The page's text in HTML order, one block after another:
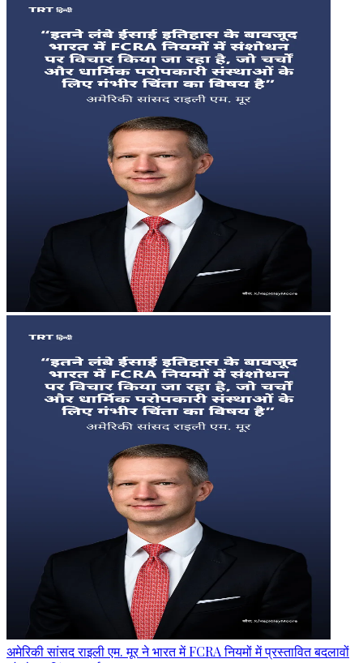
अमेरिकी सांसद राइली एम. मूर ने भारत में FCRA नियमों में प्रस्तावित बदलावों